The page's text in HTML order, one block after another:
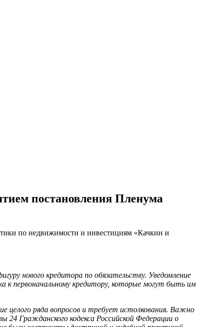
постановления Пленума
по недвижимости и инвестициям «Качкин и
нового кредитора по обязательству. Уведомление
к первоначальному кредитору, которые могут быть им
целого ряда вопросов и требует истолкования. Важно
Гражданского кодекса Российской Федерации о